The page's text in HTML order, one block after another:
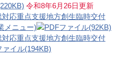
令和8年6月26日更新
応重点支援地方創生臨時交付
メニュー)
(92KB)
応重点支援地方創生臨時交付
(194KB)